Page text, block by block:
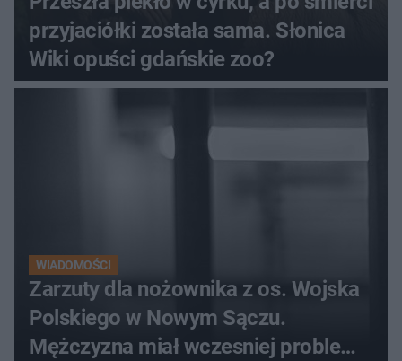
przyjaciółki została sama. Słonica
Wiki opuści gdańskie zoo?
WIADOMOŚCI
Zarzuty dla nożownika z os. Wojska
Polskiego w Nowym Sączu.
Mężczyzna miał wczesniej problemy